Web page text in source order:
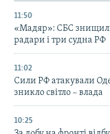
11:50
«Мадяр»: СБС
радари і три судна РФ
11:02
Сили РФ атакували
зникло світло – влада
10:25